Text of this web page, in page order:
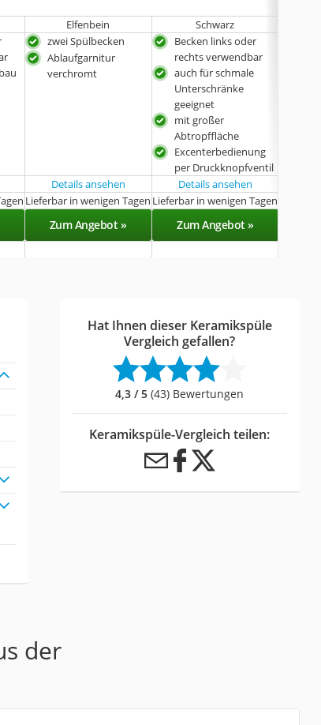
Elfenbein Schwarz
zwei Spülbecken
Ablaufgarnitur
verchromt
Becken links oder
rechts verwendbar
auch für schmale
Unterschränke
geeignet
mit großer
Abtropffläche
Excenterbedienung
per Druckknopfventil
Details ansehen Details ansehen
Lieferbar in wenigen Tagen Lieferbar in wenigen Tagen
Zum Angebot » Zum Angebot »
Hat Ihnen dieser Keramikspüle
Vergleich gefallen?
4,3 / 5 (43) Bewertungen
Keramikspüle-Vergleich teilen:
der